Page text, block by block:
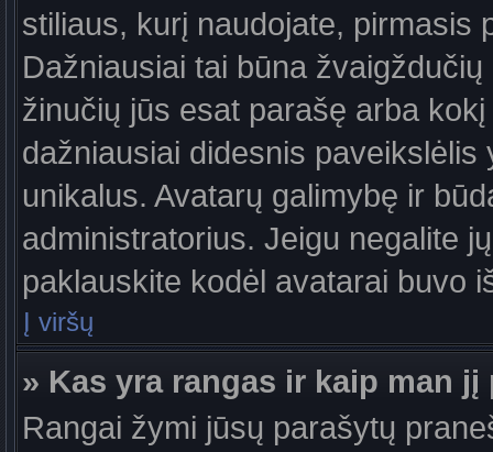
stiliaus, kurį naudojate, pirmasis
Dažniausiai tai būna
žinučių jūs esat parašę arba
dažniausiai didesnis
unikalus. Avatarų galimybę ir
administratorius. Jeigu negalite
paklauskite kodėl avatarai buvo
Į viršų
» Kas yra rangas ir kaip man
Rangai žymi jūsų parašytų